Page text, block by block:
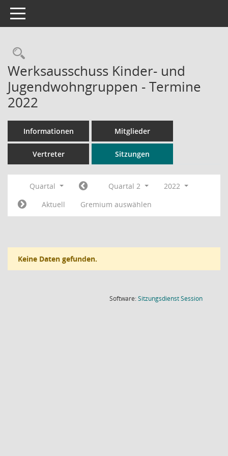
Toggle navigation
Rechercheauswahl
Werksausschuss Kinder- und
Jugendwohngruppen - Termine
2022
Informationen Mitglieder
Vertreter Sitzungen
Quartal Quartal 2
2022
Aktuell
Gremium auswählen
Keine Daten gefunden.
Software:SitzungsdienstSession(Wird in